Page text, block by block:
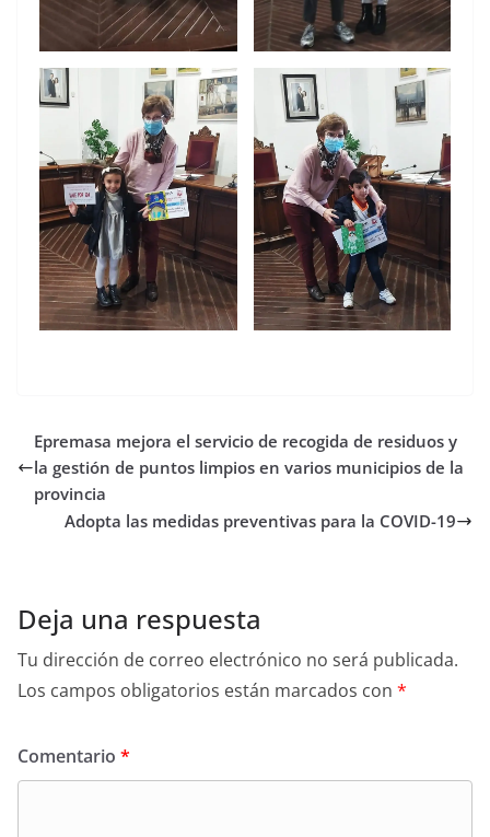
Epremasa mejora el servicio de recogida de residuos y
la gestión de puntos limpios en varios municipios de la
provincia
Adopta las medidas preventivas para la COVID-19
Deja una respuesta
Tu dirección de correo electrónico no será publicada.
Los campos obligatorios están marcados con *
Comentario *